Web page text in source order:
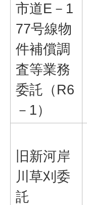
市道E－1
77号線物
件補償調
査等業務
委託（R6
－1）
旧新河岸
川草刈委
託